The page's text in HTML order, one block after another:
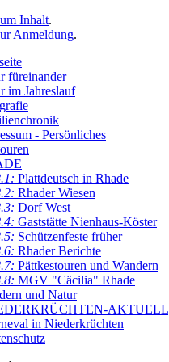
Inhalt.
Anmeldung.
füreinander
im Jahreslauf
- Persönliches
Plattdeutsch in Rhade
Rhader Wiesen
Dorf West
Gaststätte Nienhaus-Köster
Schützenfeste früher
Rhader Berichte
Pättkestouren und Wandern
MGV "Cäcilia" Rhade
und Natur
AKTUELL
in Niederkrüchten